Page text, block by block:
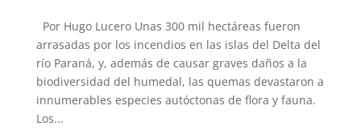
Por Hugo Lucero Unas 300 mil hectáreas fueron
arrasadas por los incendios en las islas del Delta del
río Paraná, y, además de causar graves daños a la
biodiversidad del humedal, las quemas devastaron a
innumerables especies autóctonas de flora y fauna.
Los...